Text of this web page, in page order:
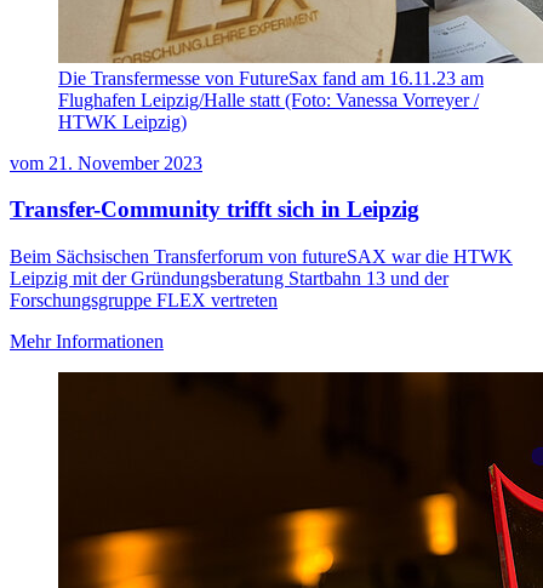
Die Transfermesse von FutureSax fand am 16.11.23 am
Flughafen Leipzig/Halle statt (Foto: Vanessa Vorreyer /
HTWK Leipzig)
vom 21. November 2023
Transfer-Community trifft sich in Leipzig
Beim Sächsischen Transferforum von futureSAX war die HTWK
Leipzig mit der Gründungsberatung Startbahn 13 und der
Forschungsgruppe FLEX vertreten
Mehr Informationen